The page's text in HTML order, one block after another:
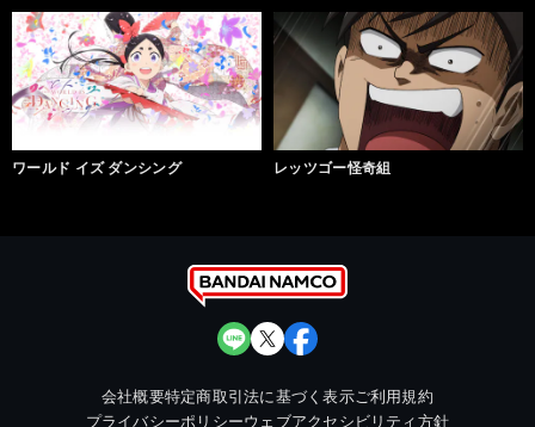
ワールド イズ ダンシング レッツゴー怪奇組
会社概要特定商取引法に基づく表示ご利用規約
プライバシーポリシーウェブアクセシビリティ方針